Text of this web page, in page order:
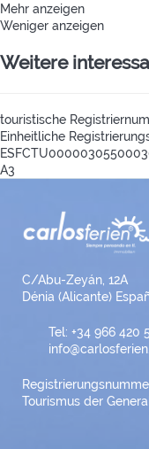
Mehr anzeigen
Weniger anzeigen
Weitere
touristische
Einheitliche
A3
C/Abu-Zeyán, 12A
Dénia (Alicante)
Tel: +34 966 420
Tourismus der